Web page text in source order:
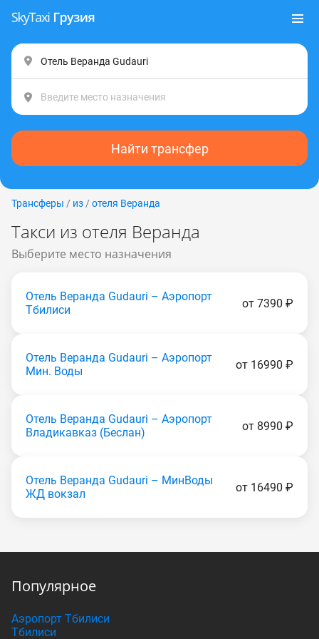
Найти трансфер
Трансферы / из / отеля Веранда
Такси из отеля Веранда
Выберите место назначения
Отель Веранда Gudаuri – Аэропорт
Тбилиси
от 7390 ₽
Отель Веранда Gudаuri – Аэропорт
Мин. Воды
от 16990 ₽
Отель Веранда Gudаuri – Аэропорт
Владикавказ (Беслан)
от 8990 ₽
Отель Веранда Gudаuri – МинВоды
ЖД вокзал
от 16490 ₽
Популярное
Аэропорт Тбилиси
Тбилиси